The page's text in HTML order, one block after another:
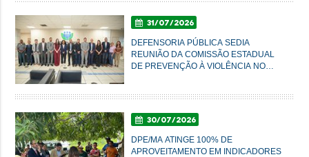
31/07/2026
DEFENSORIA PÚBLICA SEDIA
REUNIÃO DA COMISSÃO ESTADUAL
DE PREVENÇÃO À VIOLÊNCIA NO
30/07/2026
DPE/MA ATINGE 100% DE
APROVEITAMENTO EM INDICADORES